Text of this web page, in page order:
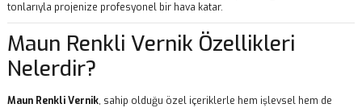
tonlarıyla projenize profesyonel bir hava katar.
Maun Renkli Vernik Özellikleri
Nelerdir?
Maun Renkli Vernik, sahip olduğu özel içeriklerle hem işlevsel hem de